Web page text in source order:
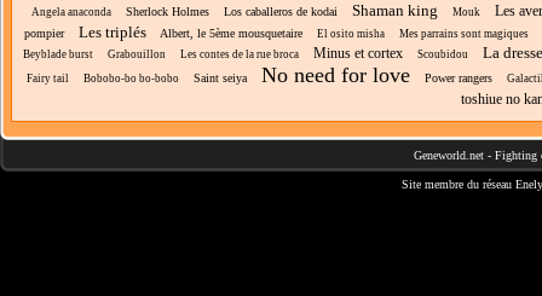
Angela anaconda Sherlock Holmes Los caballeros de kodai Shaman king Mouk Les
pompier Les triplés Albert, le 5ème mousquetaire El osito misha
Mes parrains sont magiques
Beyblade burst
Grabouillon Les contes de la rue broca Minus et cortex Scoubidou La
Fairy tail Bobobo-bo bo-bobo Saint seiya No need for love Power rangers
toshiue no
Geneworld.net - Fighting
Site membre du réseau